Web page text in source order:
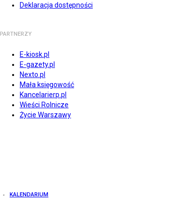
Deklaracja dostępności
PARTNERZY
E-kiosk.pl
E-gazety.pl
Nexto.pl
Mała księgowość
Kancelarierp.pl
Wieści Rolnicze
Życie Warszawy
KALENDARIUM